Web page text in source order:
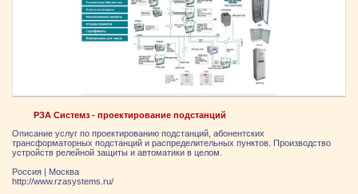
РЗА Системз - проектирование подстанций
Описание услуг по проектированию подстанций, абонентских
трансформаторных подстанций и распределительных пунктов. Производство
устройств релейной защиты и автоматики в целом.
Россия
Москва
http://www.rzasystems.ru/